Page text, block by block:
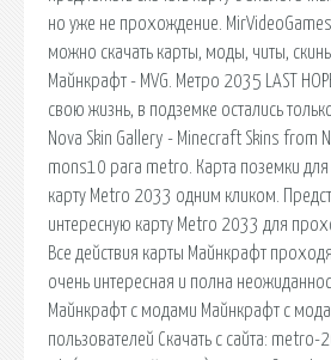
но уже не прохождение. MirVideoGames
можно скачать карты, моды, читы,
Майнкрафт - MVG. Метро 2035 LAST
свою жизнь, в подземке остались
Nova Skin Gallery - Minecraft Skins from
mons10 para metro. Карта поземки для
карту Metro 2033 одним кликом.
интересную карту Metro 2033 для
Все действия карты Майнкрафт
очень интересная и полна
Майнкрафт с модами Майнкрафт с
пользователей Скачать с сайта: